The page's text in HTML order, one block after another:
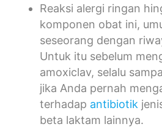
Reaksi alergi ringan
komponen obat ini,
seseorang dengan
Untuk itu sebelum
amoxiclav, selalu
jika Anda pernah
terhadap antibiotik
beta laktam lainnya.